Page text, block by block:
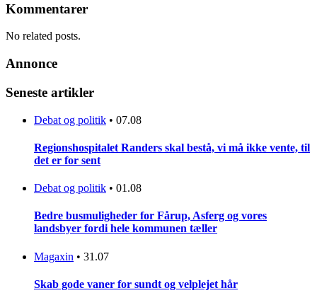
Kommentarer
No related posts.
Annonce
Seneste artikler
Debat og politik • 07.08
Regionshospitalet Randers skal bestå, vi må ikke vente, til
det er for sent
Debat og politik • 01.08
Bedre busmuligheder for Fårup, Asferg og vores
landsbyer fordi hele kommunen tæller
Magaxin • 31.07
Skab gode vaner for sundt og velplejet hår